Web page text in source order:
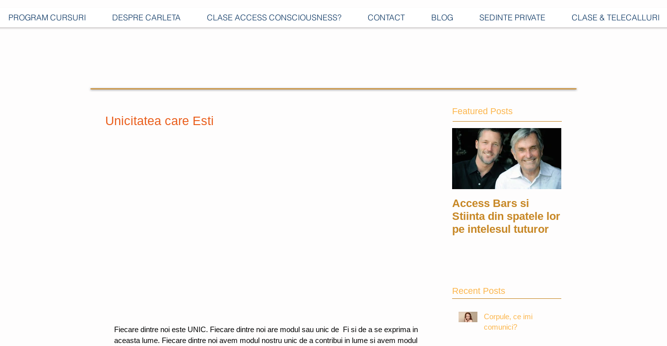
PROGRAM CURSURI DESPRE CARLETA CLASE ACCESS CONSCIOUSNESS? CONTACT BLOG SEDINTE PRIVATE CLASE & TELECALLURI
Unicitatea care Esti
Fiecare dintre noi este UNIC. Fiecare dintre noi are modul sau unic de  Fi si de a se exprima in
aceasta lume. Fiecare dintre noi avem modul nostru unic de a contribui in lume si avem modul
Featured Posts
Access Bars si
Stiinta din spatele lor
pe intelesul tuturor
Recent Posts
Corpule, ce imi
comunici?